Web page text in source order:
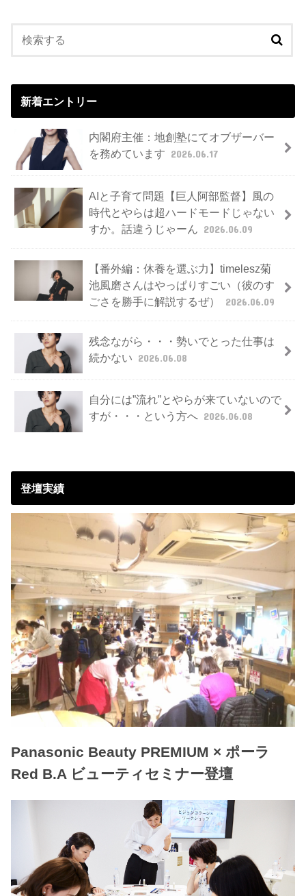
新着エントリー
内閣府主催：地創塾にてオブザーバー
を務めています 2026.06.17
AIと子育て問題【巨人阿部監督】風の
時代とやらは超ハードモードじゃない
すか。話違うじゃーん 2026.06.09
【番外編：休養を選ぶ力】timelesz菊
池風磨さんはやっぱりすごい（彼のす
ごさを勝手に解説するぜ）
2026.06.09
残念ながら・・・勢いでとった仕事は
続かない 2026.06.08
自分には”流れ”とやらが来ていないので
すが・・・という方へ 2026.06.08
登壇実績
Panasonic Beauty PREMIUM × ポーラ
Red B.A ビューティセミナー登壇